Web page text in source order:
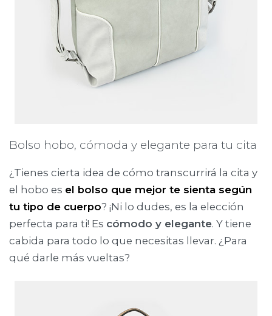
Bolso hobo, cómoda y elegante para tu cita
¿Tienes cierta idea de cómo transcurrirá la cita y
el hobo es el bolso que mejor te sienta según
tu tipo de cuerpo? ¡Ni lo dudes, es la elección
perfecta para ti! Es cómodo y elegante. Y tiene
cabida para todo lo que necesitas llevar. ¿Para
qué darle más vueltas?